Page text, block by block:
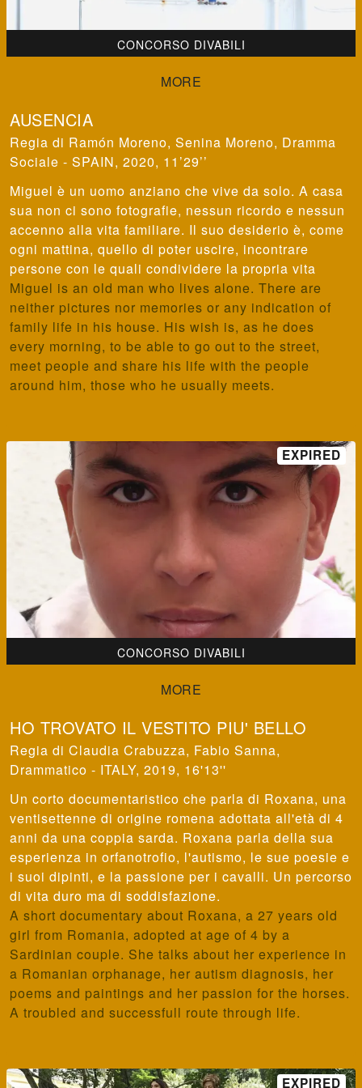
CONCORSO DIVABILI
AUSENCIA
Ramón Moreno, Senina Moreno, Dramma
Sociale - SPAIN, 2020, 11’29’’
Miguel è un uomo anziano che vive da solo. A casa
sua non ci sono fotografie, nessun ricordo e nessun
accenno alla vita familiare. Il suo desiderio è, come
ogni mattina, quello di poter uscire, incontrare
persone con le quali condividere la propria vita
Miguel is an old man who lives alone. There are
neither pictures nor memories or any indication of
family life in his house. His wish is, as he does
every morning, to be able to go out to the street,
meet people and share his life with the people
around him, those who he usually meets.
CONCORSO DIVABILI
HO TROVATO IL VESTITO PIU' BELLO
Claudia Crabuzza, Fabio Sanna,
Drammatico - ITALY, 2019, 16'13''
Un corto documentaristico che parla di Roxana, una
ventisettenne di origine romena adottata all'età di 4
anni da una coppia sarda. Roxana parla della sua
esperienza in orfanotrofio, l'autismo, le sue poesie e
i suoi dipinti, e la passione per i cavalli. Un percorso
di vita duro ma di soddisfazione.
A short documentary about Roxana, a 27 years old
girl from Romania, adopted at age of 4 by a
Sardinian couple. She talks about her experience in
a Romanian orphanage, her autism diagnosis, her
poems and paintings and her passion for the horses.
A troubled and successfull route through life.